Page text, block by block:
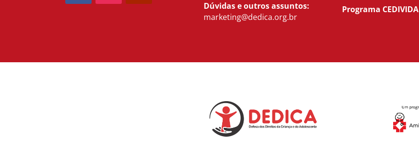
Dúvidas e outros assuntos:
marketing@dedica.org.br
Programa CEDIVIDA